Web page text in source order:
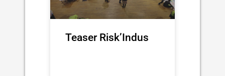
Teaser Risk’Indus